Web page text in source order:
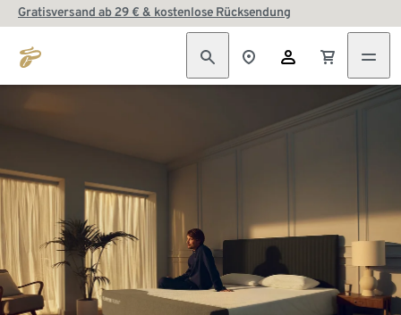
Gratisversand ab 29 € & kostenlose Rücksendung